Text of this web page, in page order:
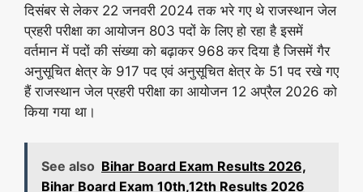
दिसंबर से लेकर 22 जनवरी 2024 तक भरे गए थे राजस्थान जेल
प्रहरी परीक्षा का आयोजन 803 पदों के लिए हो रहा है इसमें
वर्तमान में पदों की संख्या को बढ़ाकर 968 कर दिया है जिसमें गैर
अनुसूचित क्षेत्र के 917 पद एवं अनुसूचित क्षेत्र के 51 पद रखे गए
हैं राजस्थान जेल प्रहरी परीक्षा का आयोजन 12 अप्रैल 2026 को
किया गया था।
See also Bihar Board Exam Results 2026,
Bihar Board Exam 10th,12th Results 2026